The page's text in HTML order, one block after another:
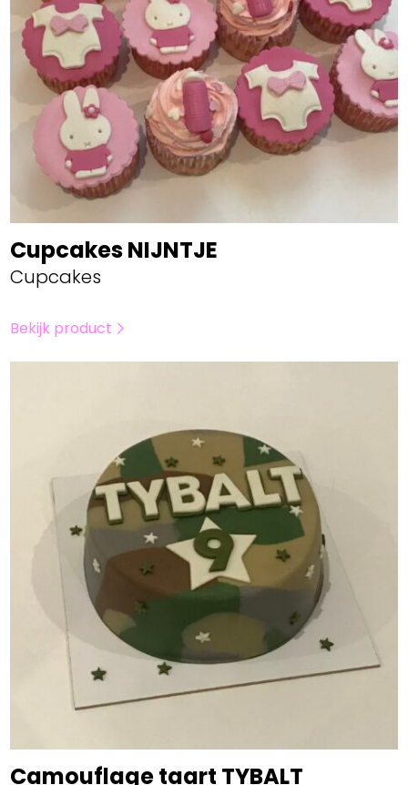
Cupcakes NIJNTJE
Cupcakes
Bekijk product
Camouflage taart TYBALT